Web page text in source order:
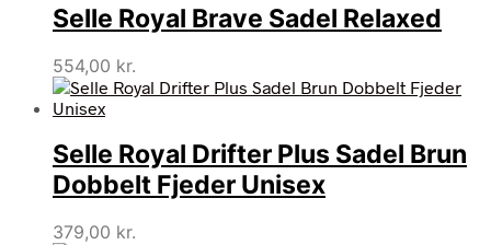
Selle Royal Brave Sadel Relaxed
554,00 kr.
Selle Royal Drifter Plus Sadel Brun
Dobbelt Fjeder Unisex
379,00 kr.